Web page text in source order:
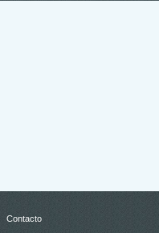
Contacto